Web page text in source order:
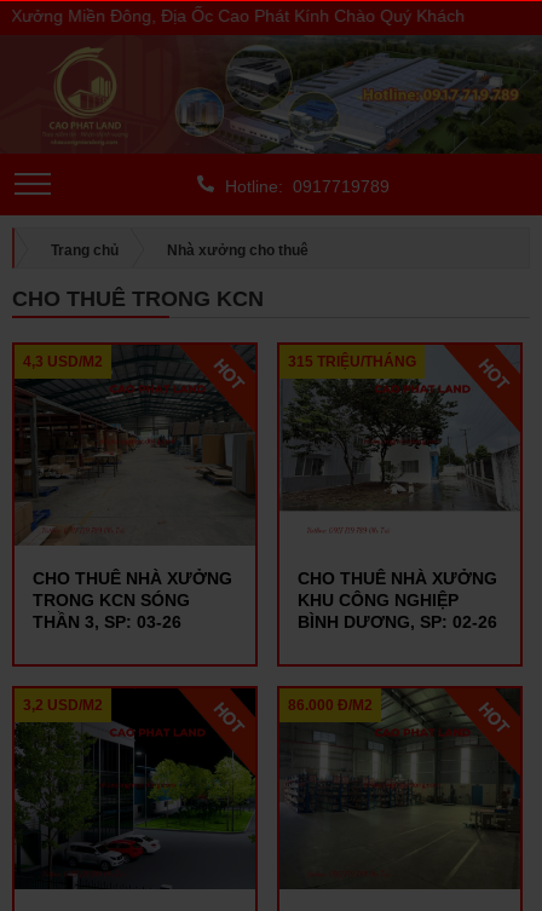
Miền Đông, Địa Ốc Cao Phát Kính Chào Quý Khách
Hotline: 0917719789
Trang chủ Nhà xưởng cho thuê
CHO THUÊ TRONG KCN
CHO THUÊ TRONG KCN
4,3 USD/M2
CHO THUÊ NHÀ XƯỞNG
TRONG KCN SÓNG
THẦN 3, SP: 03-26
315 TRIỆU/THÁNG
CHO THUÊ NHÀ XƯỞNG
KHU CÔNG NGHIỆP
BÌNH DƯƠNG, SP: 02-26
3,2 USD/M2 86.000 Đ/M2